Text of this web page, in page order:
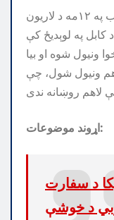
په اعلاميه کې راغلي چې د عقرب په ١٢مه د لاريون
په لوېديځ کې
ونيول شوه او بيا
ونيول شول، چې
اړوند موضوعات:
د سفارت
د خوشې